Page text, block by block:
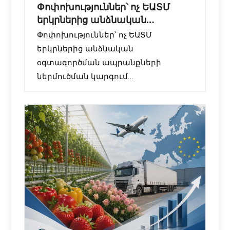
Փոփոխություններ՝ ոչ ԵԱՏՄ
երկրներից անձնական
օգտագործման ապրանքների
ներ
Փոփոխություններ՝ ոչ ԵԱՏՄ
երկրներից անձնական
օգտագործման ապրանքների
ներմուծման կարգում
ՀՀ կառավարությունը սահմանել է
նոր կարգավորումներ այն
ֆիզիկական անձանց համար, ովքեր
ոչ ԵԱՏՄ երկրներից (օրինակ՝ ԱՄՆ,
Չինաստան, Եվրոպական երկրներ և
այլն) անձնական օգտագործման
ապրանքներ են ներմուծում
Հայաստան: